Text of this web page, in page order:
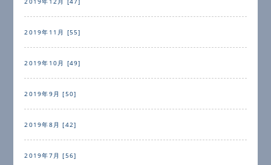
2019年11月 [55]
2019年10月 [49]
2019年9月 [50]
2019年8月 [42]
2019年7月 [56]